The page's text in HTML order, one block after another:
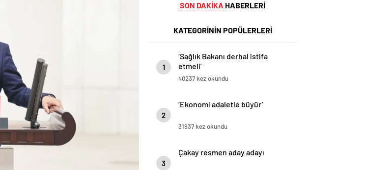
SON DAKİKA HABERLERİ
KATEGORİNİN POPÜLERLERİ
1
‘Sağlık Bakanı derhal istifa
etmeli’
40237 kez okundu
2
‘Ekonomi adaletle büyür’
31937 kez okundu
3
Çakay resmen aday adayı